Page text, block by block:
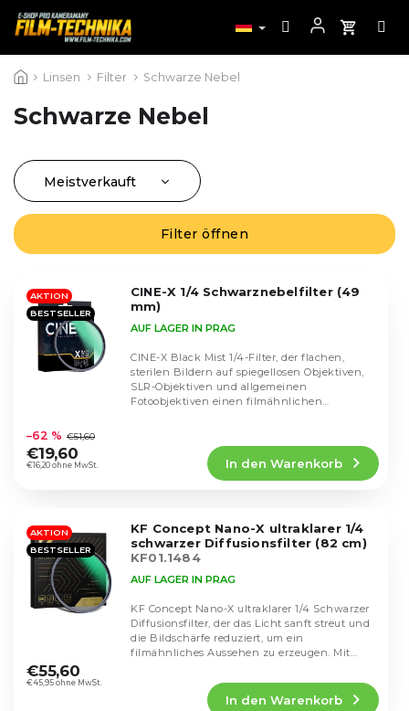
Inhalt Linsen Filter Schwarze Nebel
Schwarze Nebel
P
r
o
d
Meistverkauft
Günstigste
Filter öffnen
L
i
AKTION
BESTSELLER
CINE-X 1/4 Schwarznebelfilter (49
mm)
durchschnittliche
Produktbewertung
ist
Sternen.
AUF LAGER IN PRAG
€16,20 ohne MwSt.
–62 % €51,60
€19,60
In den Warenkorb
CINE-X Black Mist 1/4-Filter, der flachen,
sterilen Bildern auf spiegellosen Objektiven,
SLR-Objektiven und allgemeinen
Fotoobjektiven einen filmähnlichen
AKTION
BESTSELLER
KF Concept Nano-X ultraklarer 1/4
schwarzer Diffusionsfilter (82 cm)
KF01.1484
durchschnittliche
Produktbewertung
AUF LAGER IN PRAG
€45,95 ohne MwSt.
€55,60
In den Warenkorb
KF Concept Nano-X ultraklarer 1/4 Schwarzer
Diffusionsfilter, der das Licht sanft streut und
die Bildschärfe reduziert, um ein
filmähnliches Aussehen zu erzeugen. Mit